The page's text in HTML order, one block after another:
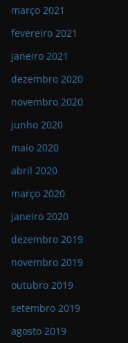
março 2021
fevereiro 2021
janeiro 2021
dezembro 2020
novembro 2020
junho 2020
maio 2020
abril 2020
março 2020
janeiro 2020
dezembro 2019
novembro 2019
outubro 2019
setembro 2019
agosto 2019